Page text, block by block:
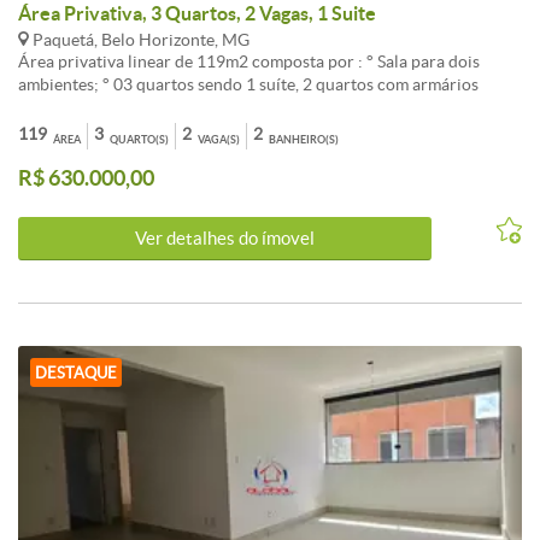
Área Privativa, 3 Quartos, 2 Vagas, 1 Suite
Paquetá, Belo Horizonte, MG
Área privativa linear de 119m2 composta por : ° Sala para dois
ambientes; ° 03 quartos sendo 1 suíte, 2 quartos com armários
box e espelho; ° Cozinha ampla com armários planejados e
bancadas de granito; ° Área de serviço coberta; ° Área externa em U
com churrasqueira e ducha. ° 02 vagas de garagem em linha
uma excelente localização, próximo a Rua Póvoa de Varzim, Avenida
Tancredo Neves, Avenida Heráclito Mourão de Miranda, próximo
ÁREA
119 QUARTO(S)
3 VAGA(S)
2 BANHEIRO(S)
2
R$ 630.000,00
Ver detalhes do ímovel
DESTAQUE